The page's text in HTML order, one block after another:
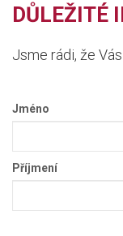
DŮLEŽITÉ
Jsme rádi, že
Jméno
Příjmení